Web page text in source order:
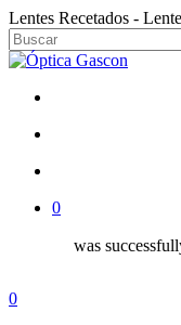
Skip
to
main
content
Lentes Recetados -
Close
0
was
Menu
search
account
0